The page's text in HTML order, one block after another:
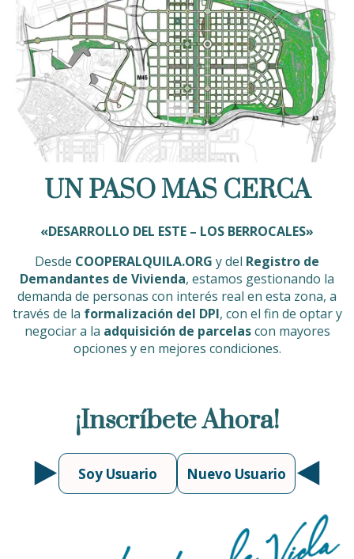
UN PASO MAS CERCA
«DESARROLLO DEL ESTE – LOS BERROCALES»
Desde COOPERALQUILA.ORG y del Registro de
Demandantes de Vivienda, estamos gestionando la
demanda de personas con interés real en esta zona, a
través de la formalización del DPI, con el fin de optar y
negociar a la adquisición de parcelascon mayores
opciones y en mejores condiciones.
¡Inscríbete Ahora!
Soy Usuario Nuevo Usuario